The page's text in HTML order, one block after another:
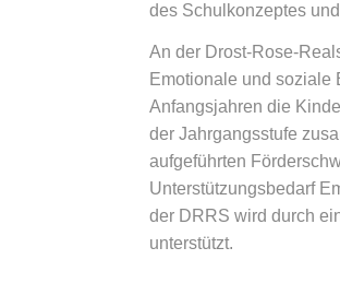
des Schulkonzeptes
An der Drost-Rose-
Emotionale und soziale
Anfangsjahren die
der Jahrgangsstufe
aufgeführten
Unterstützungsbedarf
der DRRS wird durch
unterstützt.